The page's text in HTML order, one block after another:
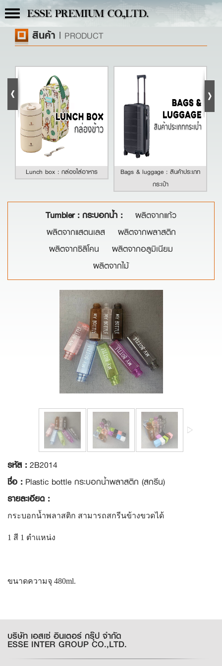
Toggle
navigation
ESSE PREMIUM CO.,LTD.
สินค้า | PRODUCT
Lunch box : กล่องใส่อาหาร
Bags & luggage : สินค้าประเภท
กระเป๋า
Tumbler : กระบอกน้ำ :
ผลิตจากแก้ว
ผลิตจากแสตนเลส
ผลิตจากพลาสติก
ผลิตจากซิลิโคน
ผลิตจากอลูมิเนียม
ผลิตจากไม้
รหัส : 2B2014
ชื่อ : Plastic bottle กระบอกน้ำพลาสติก (สกรีน)
รายละเอียด :
กระบอกน้ำพลาสติก สามารถสกรีนข้างขวดได้
1 สี 1 ตำแหน่ง
ขนาดความจุ 480ml.
บริษัท เอสเซ่ อินเตอร์ กรุ๊ป จำกัด
ESSE INTER GROUP CO.,LTD.